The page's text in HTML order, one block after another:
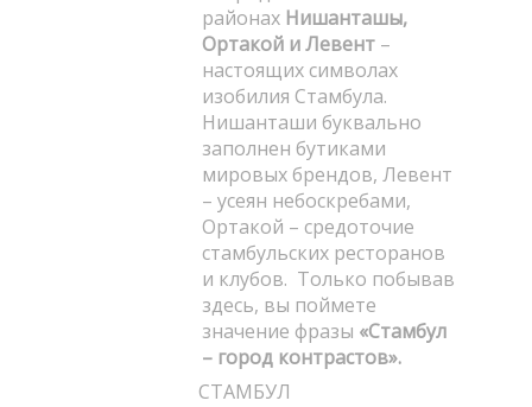
районах Нишанташы,
Ортакой и Левент –
настоящих символах
изобилия Стамбула.
Нишанташи буквально
заполнен бутиками
мировых брендов, Левент
– усеян небоскребами,
Ортакой – средоточие
стамбульских ресторанов
и клубов. Только побывав
здесь, вы поймете
значение фразы «Стамбул
– город контрастов».
СТАМБУЛ